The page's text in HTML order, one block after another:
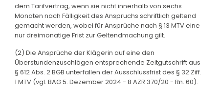
dem Tarifvertrag, wenn sie nicht innerhalb von sechs
Monaten nach Fälligkeit des Anspruchs schriftlich geltend
gemacht werden, wobei für Ansprüche nach § 13 MTV eine
nur dreimonatige Frist zur Geltendmachung gilt.
(2) Die Ansprüche der Klägerin auf eine den
Überstundenzuschlägen entsprechende Zeitgutschrift aus
§ 612 Abs. 2 BGB unterfallen der Ausschlussfrist des § 32 Ziff.
1 MTV (vgl. BAG 5. Dezember 2024 - 8 AZR 370/20 - Rn. 60).